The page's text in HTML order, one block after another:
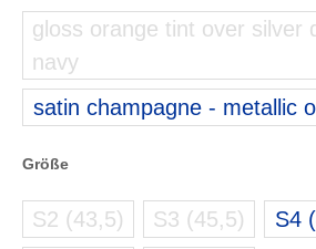
gloss orange tint over silver
navy
satin champagne - metallic
Größe
auswählen
S2 (43,5)
(zurzeit nicht verfügbar.)
S3 (45,5)
(zurzeit nicht
S4